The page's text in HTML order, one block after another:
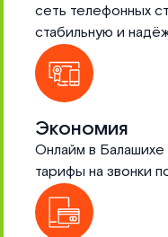
сеть телефонных
стабильную и
Экономия
Онлайм в
тарифы на звонки